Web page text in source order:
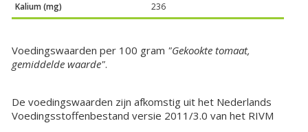
Kalium (mg)
236
Voedingswaarden per 100 gram "Gekookte tomaat,
gemiddelde waarde".
De voedingswaarden zijn afkomstig uit het Nederlands
Voedingsstoffenbestand versie 2011/3.0 van het RIVM